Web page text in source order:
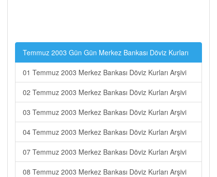
Temmuz 2003 Gün Gün Merkez Bankası Döviz Kurları
01 Temmuz 2003 Merkez Bankası Döviz Kurları Arşivi
02 Temmuz 2003 Merkez Bankası Döviz Kurları Arşivi
03 Temmuz 2003 Merkez Bankası Döviz Kurları Arşivi
04 Temmuz 2003 Merkez Bankası Döviz Kurları Arşivi
07 Temmuz 2003 Merkez Bankası Döviz Kurları Arşivi
08 Temmuz 2003 Merkez Bankası Döviz Kurları Arşivi